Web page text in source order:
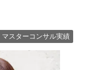
マスターコンサル実績